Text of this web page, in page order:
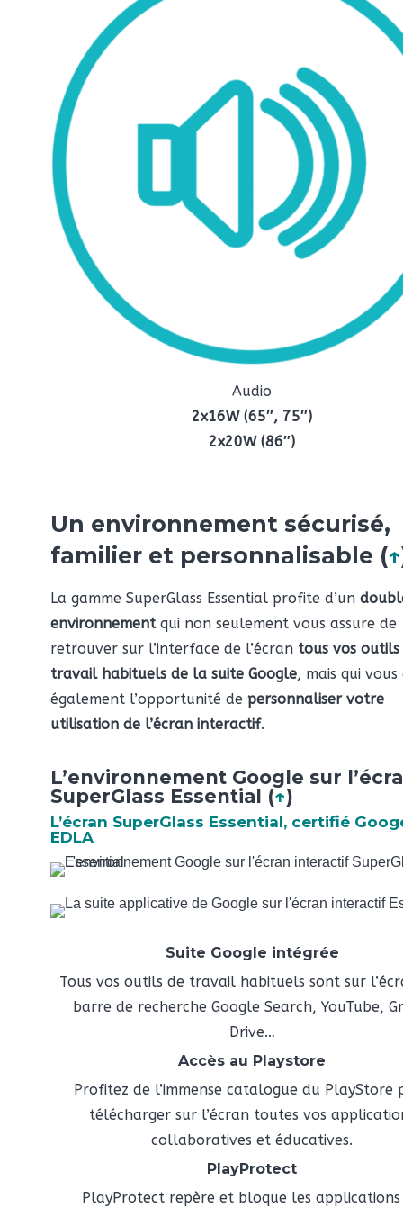
Audio
2x16W (65″, 75″)
2x20W (86″)
Un environnement sécurisé,
familier et personnalisable (↑
La gamme SuperGlass Essential profite d’un
environnementqui non seulement vous assure de
retrouver sur l’interface de l’écran tous vos outils
travail habituels de la suite Google, mais qui
également l’opportunité de personnaliser votre
utilisation de l’écran interactif.
L’environnement Google sur
SuperGlass Essential (↑)
L’écran SuperGlass Essential, certifié
EDLA
Suite Google intégrée
Tous vos outils de travail habituels sont sur
barre de recherche Google Search, YouTube,
Drive…
Accès au Playstore
Profitez de l’immense catalogue du PlayStore
télécharger sur l’écran toutes vos
collaboratives et éducatives.
PlayProtect
PlayProtect repère et bloque les